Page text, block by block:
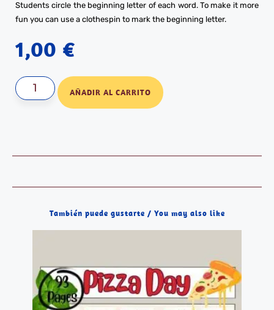
Students circle the beginning letter of each word. To make it more
fun you can use a clothespin to mark the beginning letter.
1,00 €
AÑADIR AL CARRITO
También puede gustarte / You may also like